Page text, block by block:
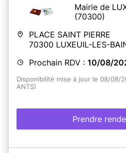
Mairie de
(70300)
PLACE SAINT PIERRE
70300 LUXEUIL-LES-
Prochain RDV : 10/08/
Disponibilité mise à jour le 08/08/
ANTS)
Prendre